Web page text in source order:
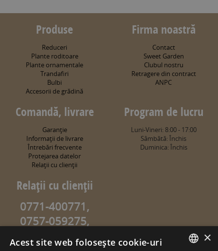
Produse
Reduceri
Plante roditoare
Plante ornamentale
Trandafiri
Bulbi
Accesorii de grădină
Firma noastră
Contact
Sweet Garden
Clubul nostru
Retragere din contract
ANPC
Comandă, livrare
Garanţie
Informaţii de livrare
Întrebări frecvente
Protejarea datelor
Relaţii cu clienţii
Program de lucru
Luni-Vineri: 8:00 - 17:00
Sâmbătă: Închis
Duminica: Închis
Relaţii cu clienţii
0771-400771,
0757-059275,
0757-059274
info@sweetgarden.ro
×
Acest site web folosește cookie-uri